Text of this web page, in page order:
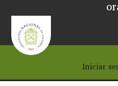
¿Qué es Eetane?
Comunidades
Iniciar